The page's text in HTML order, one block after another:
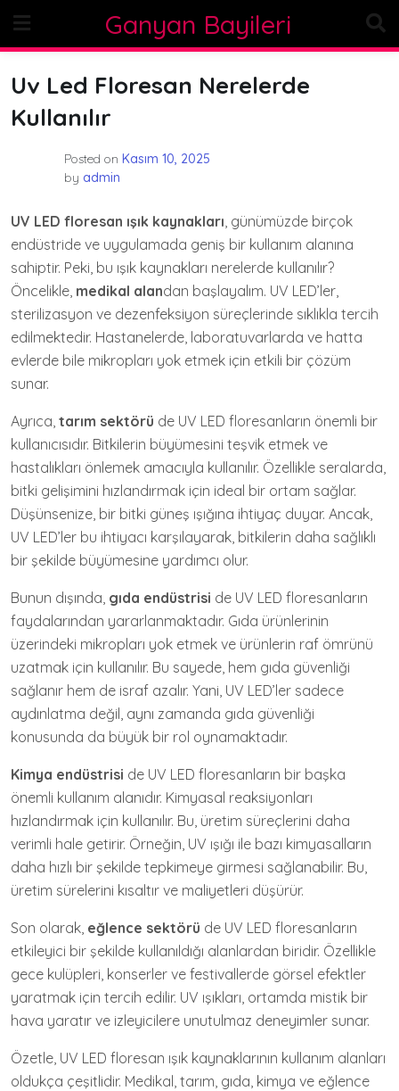
content
Ganyan Bayileri
Uv Led Floresan Nerelerde
Kullanılır
Posted on Kasım 10, 2025
by admin
UV LED floresan ışık kaynakları, günümüzde birçok
endüstride ve uygulamada geniş bir kullanım alanına
sahiptir. Peki, bu ışık kaynakları nerelerde kullanılır?
Öncelikle, medikal alandan başlayalım. UV LED’ler,
sterilizasyon ve dezenfeksiyon süreçlerinde sıklıkla tercih
edilmektedir. Hastanelerde, laboratuvarlarda ve hatta
evlerde bile mikropları yok etmek için etkili bir çözüm
sunar.
Ayrıca, tarım sektörü de UV LED floresanların önemli bir
kullanıcısıdır. Bitkilerin büyümesini teşvik etmek ve
hastalıkları önlemek amacıyla kullanılır. Özellikle seralarda,
bitki gelişimini hızlandırmak için ideal bir ortam sağlar.
Düşünsenize, bir bitki güneş ışığına ihtiyaç duyar. Ancak,
UV LED’ler bu ihtiyacı karşılayarak, bitkilerin daha sağlıklı
bir şekilde büyümesine yardımcı olur.
Bunun dışında, gıda endüstrisi de UV LED floresanların
faydalarından yararlanmaktadır. Gıda ürünlerinin
üzerindeki mikropları yok etmek ve ürünlerin raf ömrünü
uzatmak için kullanılır. Bu sayede, hem gıda güvenliği
sağlanır hem de israf azalır. Yani, UV LED’ler sadece
aydınlatma değil, aynı zamanda gıda güvenliği
konusunda da büyük bir rol oynamaktadır.
Kimya endüstrisi de UV LED floresanların bir başka
önemli kullanım alanıdır. Kimyasal reaksiyonları
hızlandırmak için kullanılır. Bu, üretim süreçlerini daha
verimli hale getirir. Örneğin, UV ışığı ile bazı kimyasalların
daha hızlı bir şekilde tepkimeye girmesi sağlanabilir. Bu,
üretim sürelerini kısaltır ve maliyetleri düşürür.
Son olarak, eğlence sektörü de UV LED floresanların
etkileyici bir şekilde kullanıldığı alanlardan biridir. Özellikle
gece kulüpleri, konserler ve festivallerde görsel efektler
yaratmak için tercih edilir. UV ışıkları, ortamda mistik bir
hava yaratır ve izleyicilere unutulmaz deneyimler sunar.
Özetle, UV LED floresan ışık kaynaklarının kullanım alanları
oldukça çeşitlidir. Medikal, tarım, gıda, kimya ve eğlence